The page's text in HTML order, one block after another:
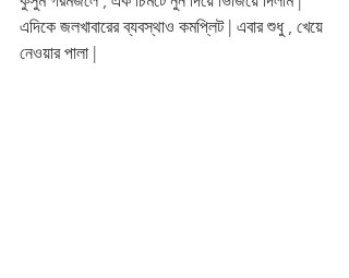
এদিকে জলখাবারের ব্যবস্থাও কমপ্লিট | এবার শুধু , খেয়ে
নেওয়ার পালা |